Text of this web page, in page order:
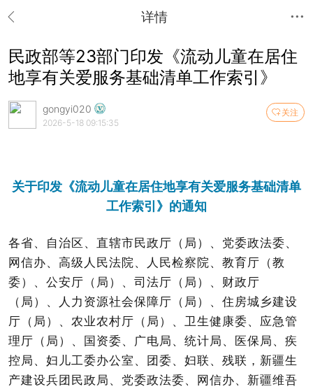
详情
民政部等23部门印发《流动儿童在居住
地享有关爱服务基础清单工作索引》
关注
gongyi020
2026-5-18 09:15:35
关于印发《流动儿童在居住地享有关爱服务基础清单
工作索引》的通知
各省、自治区、直辖市民政厅（局）、党委政法委、
网信办、高级人民法院、人民检察院、教育厅（教
委）、公安厅（局）、司法厅（局）、财政厅
（局）、人力资源社会保障厅（局）、住房城乡建设
厅（局）、农业农村厅（局）、卫生健康委、应急管
理厅（局）、国资委、广电局、统计局、医保局、疾
控局、妇儿工委办公室、团委、妇联、残联，新疆生
产建设兵团民政局、党委政法委、网信办、新疆维吾